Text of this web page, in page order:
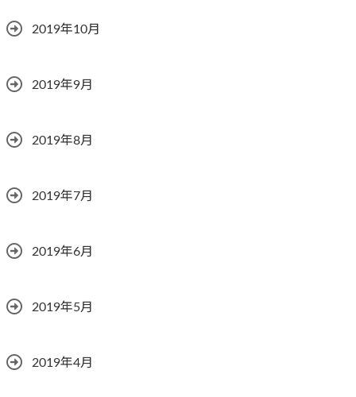
2019年10月
2019年9月
2019年8月
2019年7月
2019年6月
2019年5月
2019年4月